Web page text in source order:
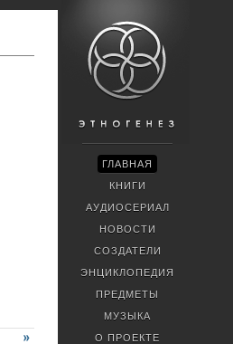
ГЛАВНАЯ
КНИГИ
АУДИОСЕРИАЛ
НОВОСТИ
СОЗДАТЕЛИ
ЭНЦИКЛОПЕДИЯ
ПРЕДМЕТЫ
МУЗЫКА
О ПРОЕКТЕ